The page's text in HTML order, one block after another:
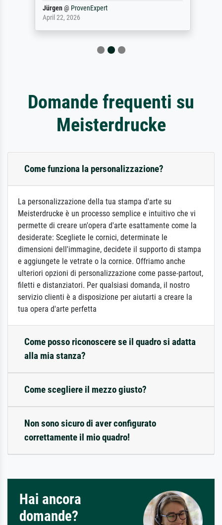
Jürgen@ ProvenExpert
April 22, 2026
Domande frequenti su
Meisterdrucke
Come funziona la personalizzazione?
La personalizzazione della tua stampa d'arte su
Meisterdrucke è un processo semplice e intuitivo che vi
permette di creare un'opera d'arte esattamente come la
desiderate: Scegliete le cornici, determinate le
dimensioni dell'immagine, decidete il supporto di stampa
e aggiungete le vetrate o la cornice. Offriamo anche
ulteriori opzioni di personalizzazione come passe-partout,
filetti e distanziatori. Per qualsiasi domanda, il nostro
servizio clienti è a disposizione per aiutarti a creare la
tua opera d'arte perfetta
Come posso riconoscere se il quadro si adatta
alla mia stanza?
Come scegliere il mezzo giusto?
Non sono sicuro di aver configurato
correttamente il mio quadro!
Hai ancora
domande?